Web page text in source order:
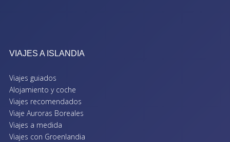
VIAJES A ISLANDIA
Viajes guiados
Alojamiento y coche
Viajes recomendados
Viaje Auroras Boreales
Viajes a medida
Viajes con Groenlandia